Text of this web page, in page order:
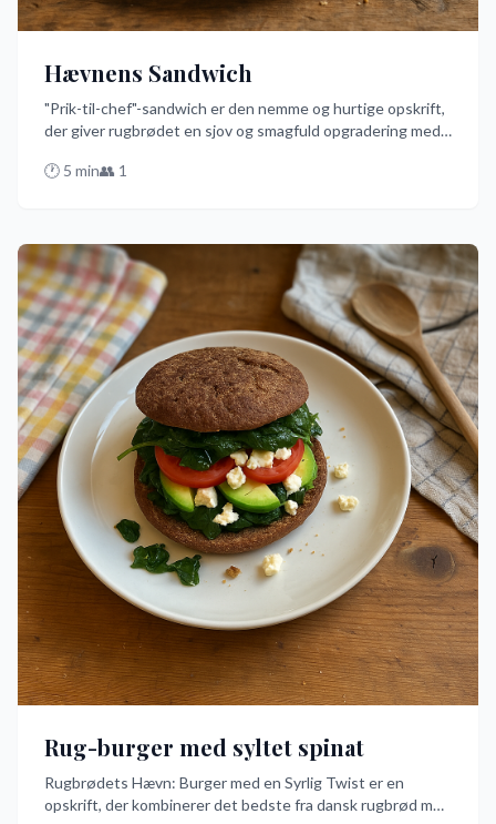
Hævnens Sandwich
"Prik-til-chef"-sandwich er den nemme og hurtige opskrift,
der giver rugbrødet en sjov og smagfuld opgradering med
travl dag, hvor du alligevel vil have noget lækkert og
🕐 5 min👥 1
Rug-burger med syltet spinat
Rugbrødets Hævn: Burger med en Syrlig Twist er en
opskrift, der kombinerer det bedste fra dansk rugbrød med